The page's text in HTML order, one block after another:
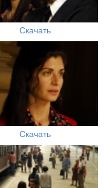
Скачать
Скачать